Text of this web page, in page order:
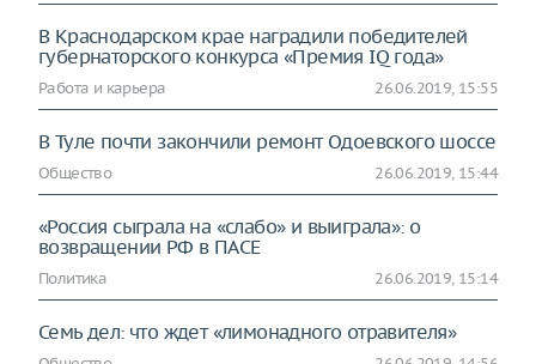
В Краснодарском крае наградили победителей
губернаторского конкурса «Премия IQ года»
Работа и карьера 26.06.2019, 15:55
В Туле почти закончили ремонт Одоевского шоссе
Общество 26.06.2019, 15:44
«Россия сыграла на «слабо» и выиграла»: о
возвращении РФ в ПАСЕ
Политика 26.06.2019, 15:14
Семь дел: что ждет «лимонадного отравителя»